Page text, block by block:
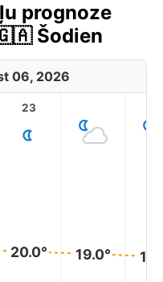
prognoze
Šodien
06, 2026
23
20.0° 19.0°